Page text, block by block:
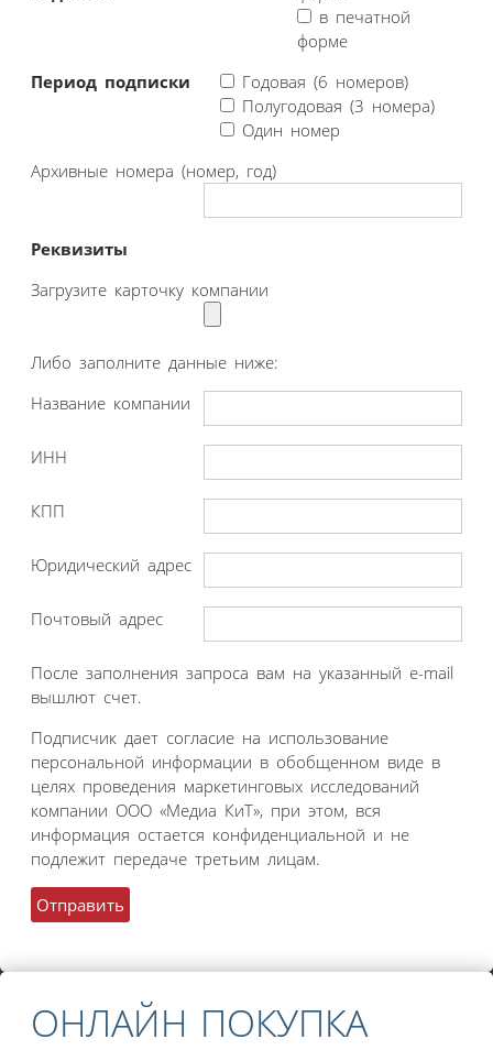
в печатной
форме
Период подписки
Годовая (6 номеров)
Полугодовая (3 номера)
Один номер
Архивные номера (номер, год)
Реквизиты
Загрузите карточку компании
Либо заполните данные ниже:
Название компании
ИНН
КПП
Юридический адрес
Почтовый адрес
После заполнения запроса вам на указанный e-mail
вышлют счет.
Подписчик дает согласие на использование
персональной информации в обобщенном виде в
целях проведения маркетинговых исследований
компании ООО «Медиа КиТ», при этом, вся
информация остается конфиденциальной и не
подлежит передаче третьим лицам.
ОНЛАЙН ПОКУПКА